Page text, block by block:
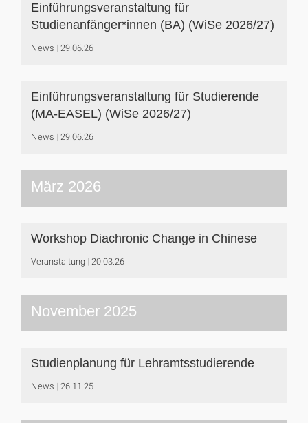
Einführungsveranstaltung für
Studienanfänger*innen (BA) (WiSe 2026/27)
News 29.06.26
Einführungsveranstaltung für Studierende
(MA-EASEL) (WiSe 2026/27)
News 29.06.26
März 2026
Workshop Diachronic Change in Chinese
Veranstaltung 20.03.26
November 2025
Studienplanung für Lehramtsstudierende
News 26.11.25